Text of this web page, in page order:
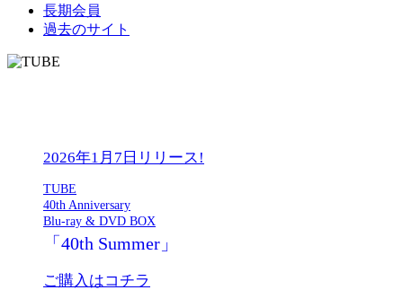
長期会員
過去のサイト
2026年1月7日リリース!
TUBE
40th Anniversary
Blu-ray & DVD BOX
「40th Summer」
ご購入はコチラ